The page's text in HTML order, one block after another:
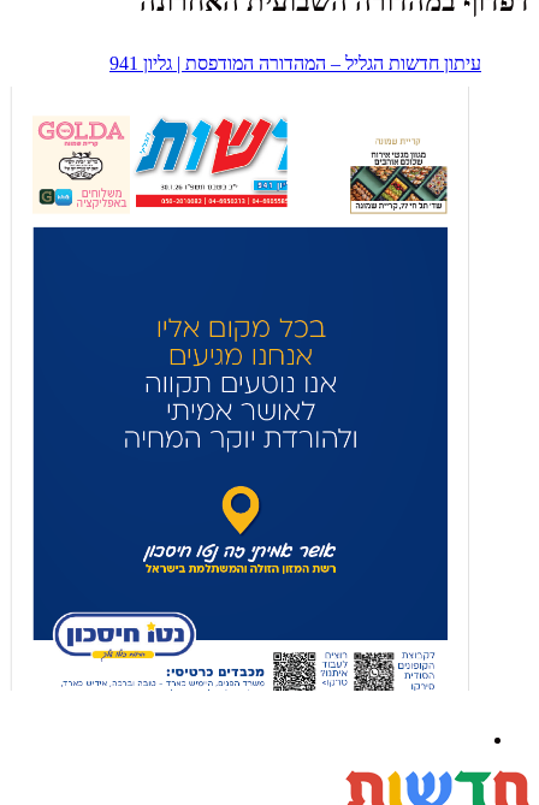
עיתון חדשות הגליל – המהדורה המודפסת | גליון 941